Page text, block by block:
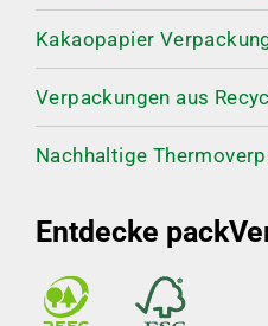
Kakaopapier
Verpackungen aus
Nachhaltige
Entdecke